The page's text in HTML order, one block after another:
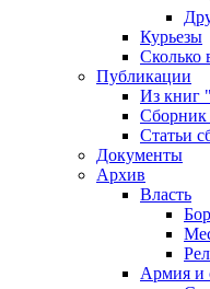
Курьезы
Сколько
Публикации
Из книг
Сборник
Статьи
Документы
Архив
Власть
Армия и